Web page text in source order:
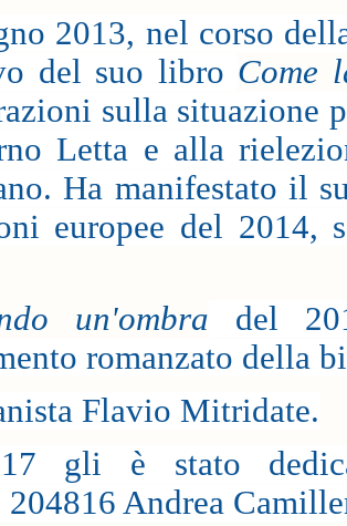
2013, nel corso
del suo libro Come
sulla situazione
Letta e alla
Ha manifestato il
europee del 2014,
un'ombra del
romanzato della
Flavio Mitridate.
gli è stato
204816 Andrea